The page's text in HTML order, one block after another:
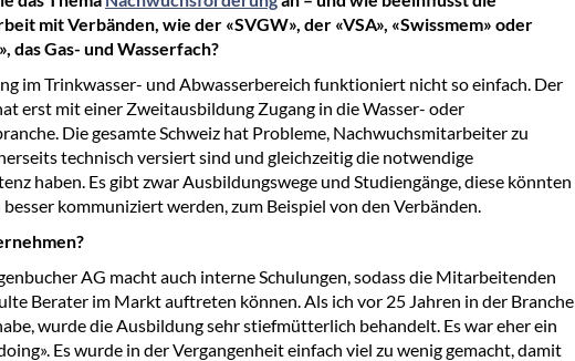
mit Verbänden, wie der «SVGW», der «VSA», «Swissmem» oder
das Gas- und Wasserfach?
im Trinkwasser- und Abwasserbereich funktioniert nicht so einfach. Der
erst mit einer Zweitausbildung Zugang in die Wasser- oder
Die gesamte Schweiz hat Probleme, Nachwuchsmitarbeiter zu
technisch versiert sind und gleichzeitig die notwendige
haben. Es gibt zwar Ausbildungswege und Studiengänge, diese könnten
kommuniziert werden, zum Beispiel von den Verbänden.
AG macht auch interne Schulungen, sodass die Mitarbeitenden
Berater im Markt auftreten können. Als ich vor 25 Jahren in der Branche
wurde die Ausbildung sehr stiefmütterlich behandelt. Es war eher ein
Es wurde in der Vergangenheit einfach viel zu wenig gemacht, damit